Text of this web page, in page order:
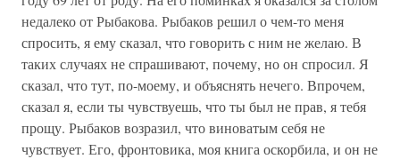
недалеко от Рыбакова. Рыбаков решил о чем-то меня
спросить, я ему сказал, что говорить с ним не желаю. В
таких случаях не спрашивают, почему, но он спросил. Я
сказал, что тут, по-моему, и объяснять нечего. Впрочем,
сказал я, если ты чувствуешь, что ты был не прав, я тебя
прощу. Рыбаков возразил, что виноватым себя не
чувствует. Его, фронтовика, моя книга оскорбила, и он не